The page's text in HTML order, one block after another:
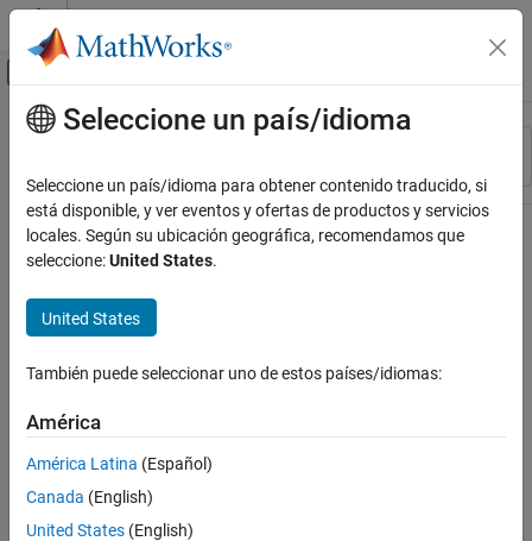
Saltar al contenido
Mostrar/ocultar menú de navegación
Recurso
Contenido principal
Seleccione un país/idioma
Seleccione un país/idioma para obtener contenido traducido, si
está disponible, y ver eventos y ofertas de productos y servicios
locales. Según su ubicación geográfica, recomendamos que
seleccione:United States.
United States
También puede seleccionar uno de estos países/idiomas:
América
América Latina (Español)
Canada (English)
United States (English)